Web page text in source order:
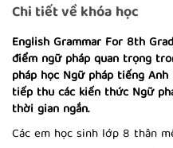
NO CHANGE
MODAL
Chi tiết về khóa học
English Grammar For 8th
điểm ngữ pháp quan trọng
pháp học Ngữ pháp tiếng
tiếp thu các kiến thức Ngữ
thời gian ngắn.
Các em học sinh lớp 8 thân